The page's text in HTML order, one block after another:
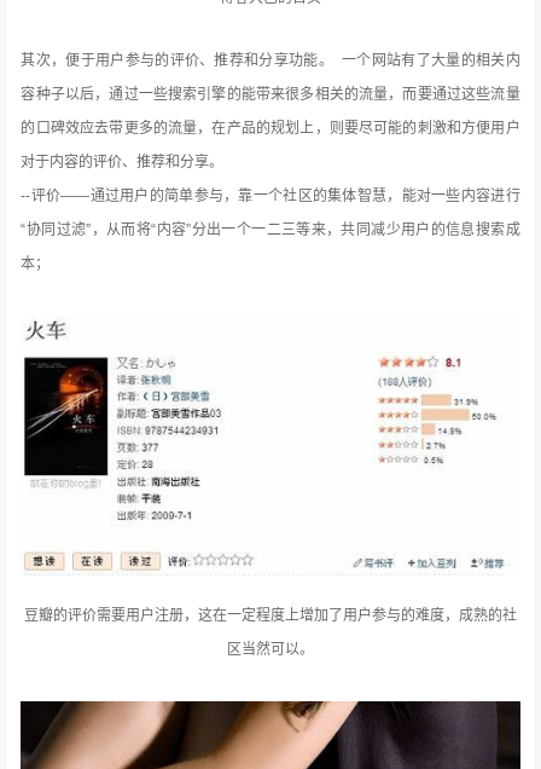
其次，便于用户参与的评价、推荐和分享功能。 一个网站有了大量的相关内
容种子以后，通过一些搜索引擎的能带来很多相关的流量，而要通过这些流量
的口碑效应去带更多的流量，在产品的规划上，则要尽可能的刺激和方便用户
对于内容的评价、推荐和分享。
--评价——通过用户的简单参与，靠一个社区的集体智慧，能对一些内容进行
“协同过滤”，从而将“内容”分出一个一二三等来，共同减少用户的信息搜索成
本；
豆瓣的评价需要用户注册，这在一定程度上增加了用户参与的难度，成熟的社
区当然可以。